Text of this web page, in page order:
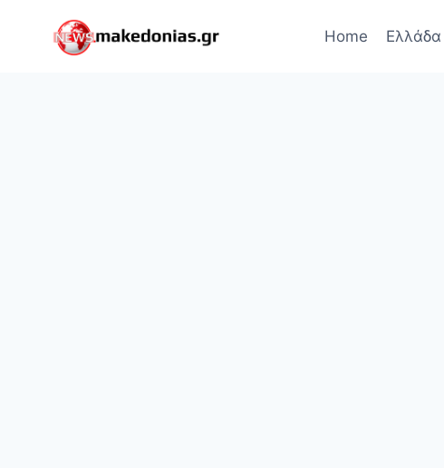
Home Ελλάδα